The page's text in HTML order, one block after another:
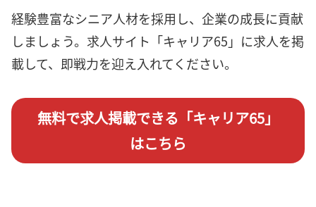
経験豊富なシニア人材を採用し、企業の成長に貢献
しましょう。求人サイト「キャリア65」に求人を掲
載して、即戦力を迎え入れてください。
無料で求人掲載できる「キャリア65」
はこちら